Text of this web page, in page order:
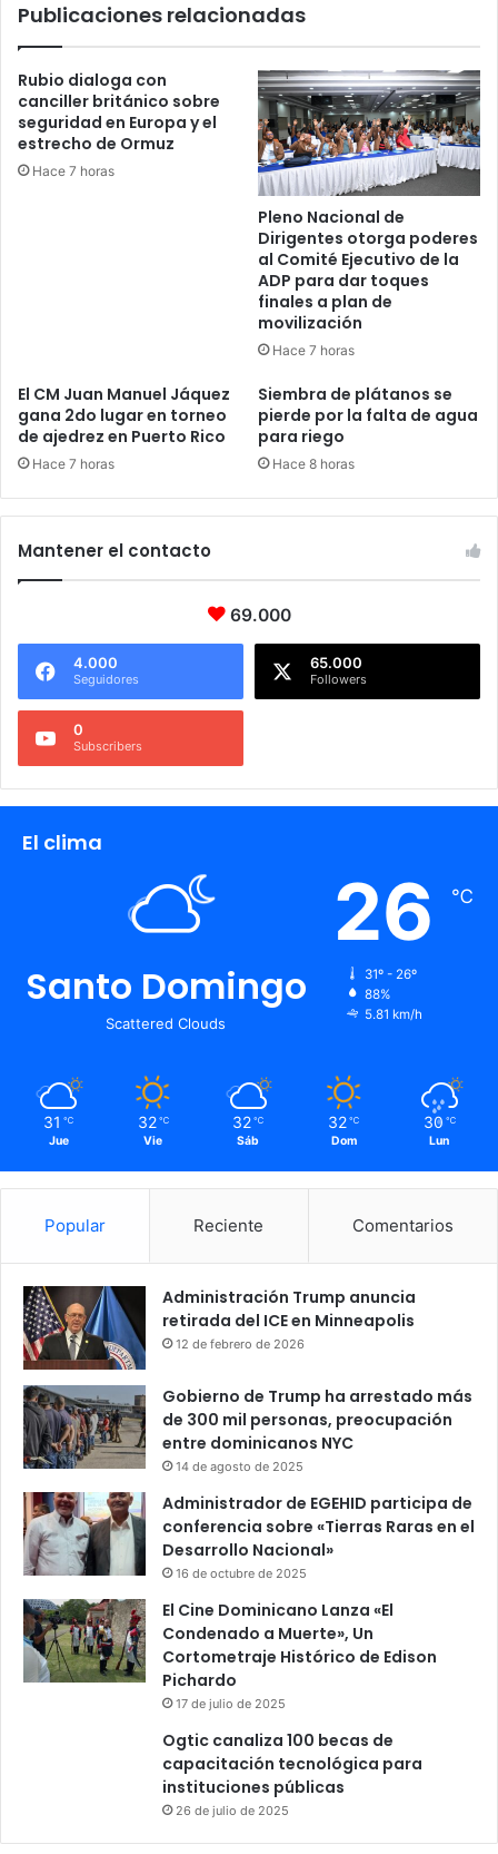
Publicaciones relacionadas
Rubio dialoga con
canciller británico sobre
seguridad en Europa y el
estrecho de Ormuz
Hace 7 horas
Pleno Nacional de
Dirigentes otorga poderes
al Comité Ejecutivo de la
ADP para dar toques
finales a plan de
movilización
Hace 7 horas
El CM Juan Manuel Jáquez
gana 2do lugar en torneo
de ajedrez en Puerto Rico
Hace 7 horas
Siembra de plátanos se
pierde por la falta de agua
para riego
Hace 8 horas
Mantener el contacto
69.000
4.000
Seguidores
65.000
Followers
0
Subscribers
El clima
Santo Domingo
Scattered Clouds
26 ℃
31º - 26º
88%
5.81 km/h
31 ℃
Jue
32 ℃
Vie
32 ℃
Sáb
32 ℃
Dom
30 ℃
Lun
Popular Reciente Comentarios
Administración Trump anuncia
retirada del ICE en Minneapolis
12 de febrero de 2026
Gobierno de Trump ha arrestado más
de 300 mil personas, preocupación
entre dominicanos NYC
14 de agosto de 2025
Administrador de EGEHID participa de
conferencia sobre «Tierras Raras en el
Desarrollo Nacional»
16 de octubre de 2025
El Cine Dominicano Lanza «El
Condenado a Muerte», Un
Cortometraje Histórico de Edison
Pichardo
17 de julio de 2025
Ogtic canaliza 100 becas de
capacitación tecnológica para
instituciones públicas
26 de julio de 2025